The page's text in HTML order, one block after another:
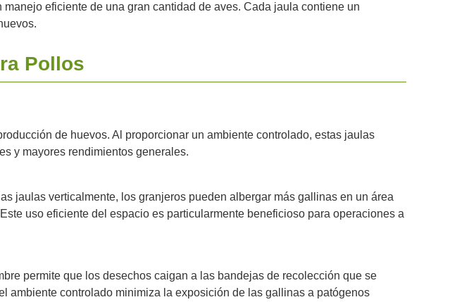
eficiente de una gran cantidad de aves. Cada jaula contiene un
Pollos
de huevos. Al proporcionar un ambiente controlado, estas jaulas
y mayores rendimientos generales.
jaulas verticalmente, los granjeros pueden albergar más gallinas en un área
uso eficiente del espacio es particularmente beneficioso para operaciones a
permite que los desechos caigan a las bandejas de recolección que se
ambiente controlado minimiza la exposición de las gallinas a patógenos